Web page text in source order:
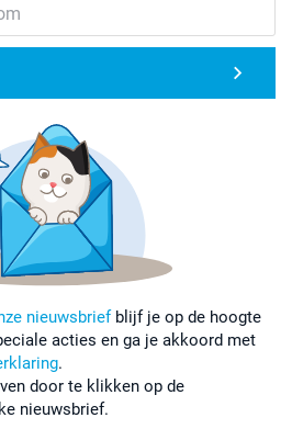
nieuwsbrief blijf je op de hoogte
acties en ga je akkoord met
.
door te klikken op de
nieuwsbrief.